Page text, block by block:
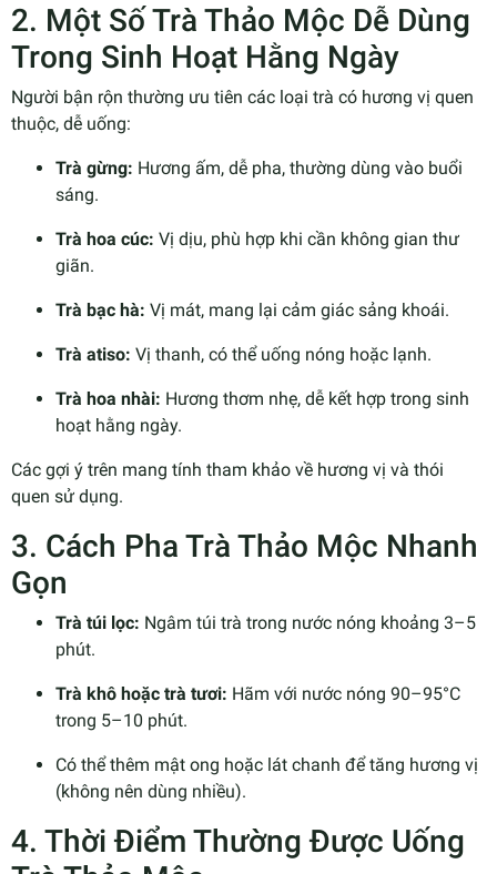
2. Một Số Trà Thảo Mộc Dễ Dùng
Trong Sinh Hoạt Hằng Ngày
Người bận rộn thường ưu tiên các loại trà có hương vị quen
thuộc, dễ uống:
Trà gừng: Hương ấm, dễ pha, thường dùng vào buổi
sáng.
Trà hoa cúc: Vị dịu, phù hợp khi cần không gian thư
giãn.
Trà bạc hà: Vị mát, mang lại cảm giác sảng khoái.
Trà atiso: Vị thanh, có thể uống nóng hoặc lạnh.
Trà hoa nhài: Hương thơm nhẹ, dễ kết hợp trong sinh
hoạt hằng ngày.
Các gợi ý trên mang tính tham khảo về hương vị và thói
quen sử dụng.
3. Cách Pha Trà Thảo Mộc Nhanh
Gọn
Trà túi lọc: Ngâm túi trà trong nước nóng khoảng 3–5
phút.
Trà khô hoặc trà tươi: Hãm với nước nóng 90–95°C
trong 5–10 phút.
Có thể thêm mật ong hoặc lát chanh để tăng hương vị
(không nên dùng nhiều).
4. Thời Điểm Thường Được Uống